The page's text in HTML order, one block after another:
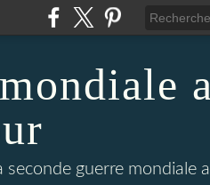
guerre mondiale